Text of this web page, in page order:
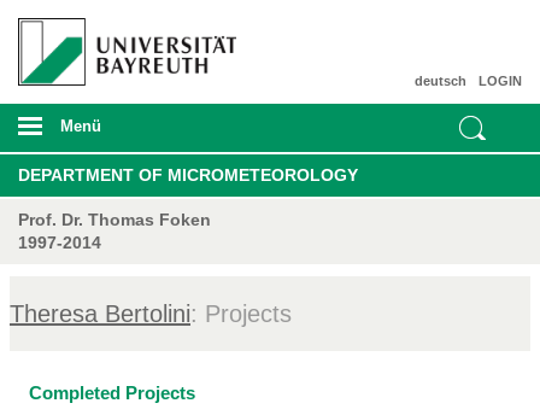
LOGIN
deutsch
Menü
DEPARTMENT OF MICROMETEOROLOGY
Prof. Dr. Thomas Foken
1997-2014
Theresa Bertolini: Projects
Completed Projects